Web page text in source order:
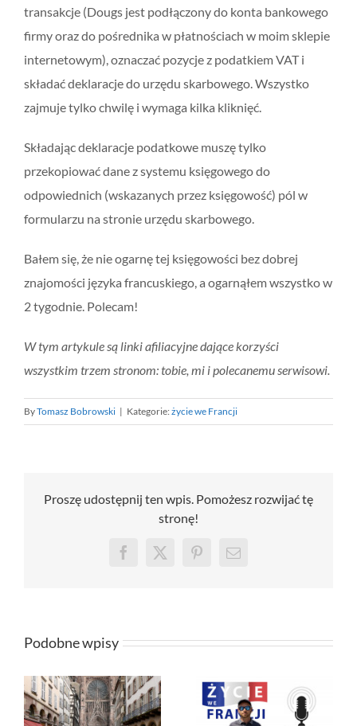
transakcje (Dougs jest podłączony do konta bankowego
firmy oraz do pośrednika w płatnościach w moim sklepie
internetowym), oznaczać pozycje z podatkiem VAT i
składać deklaracje do urzędu skarbowego. Wszystko
zajmuje tylko chwilę i wymaga kilka kliknięć.
Składając deklaracje podatkowe muszę tylko
przekopiować dane z systemu księgowego do
odpowiednich (wskazanych przez księgowość) pól w
formularzu na stronie urzędu skarbowego.
Bałem się, że nie ogarnę tej księgowości bez dobrej
znajomości języka francuskiego, a ogarnąłem wszystko w
2 tygodnie. Polecam!
W tym artykule są linki afiliacyjne dające korzyści
wszystkim trzem stronom: tobie, mi i polecanemu serwisowi.
ByTomasz Bobrowski | Kategorie:życie we Francji
Proszę udostępnij ten wpis. Pomożesz rozwijać tę
stronę!
Facebook
X PinterestEmail
Podobne wpisy